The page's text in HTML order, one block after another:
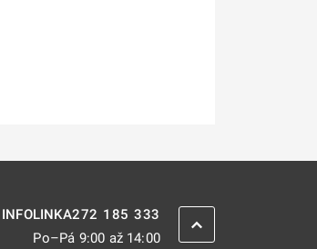
INFOLINKA272 185 333
Po–Pá 9:00 až 14:00
ZPĚT NAHORU